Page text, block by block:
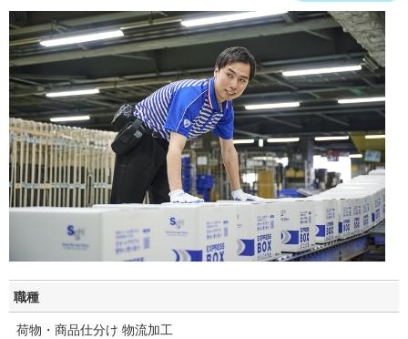
職種
荷物・商品仕分け 物流加工